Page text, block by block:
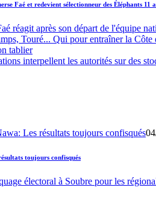
Faé et redevient sélectionneur des Éléphants 11
réagit après son départ de l'équipe
Touré... Qui pour entraîner la Côte
tablier
interpellent les autorités sur des
toujours confisqués